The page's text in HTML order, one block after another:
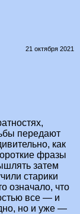
21 октября 2021
передают
как
фразы
затем
старики
означало, что
все — и
но и уже —